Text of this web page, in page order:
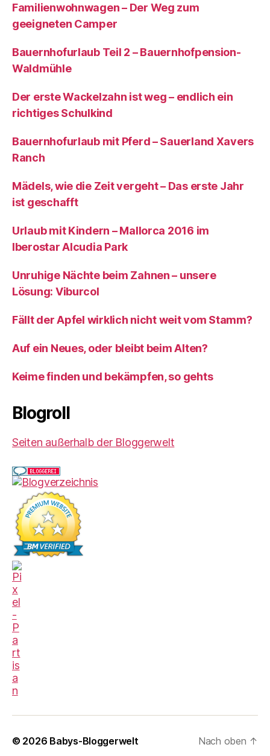
Familienwohnwagen – Der Weg zum
geeigneten Camper
Bauernhofurlaub Teil 2 – Bauernhofpension-
Waldmühle
Der erste Wackelzahn ist weg – endlich ein
richtiges Schulkind
Bauernhofurlaub mit Pferd – Sauerland Xavers
Ranch
Mädels, wie die Zeit vergeht – Das erste Jahr
ist geschafft
Urlaub mit Kindern – Mallorca 2016 im
Iberostar Alcudia Park
Unruhige Nächte beim Zahnen – unsere
Lösung: Viburcol
Fällt der Apfel wirklich nicht weit vom Stamm?
Auf ein Neues, oder bleibt beim Alten?
Keime finden und bekämpfen, so gehts
Blogroll
Seiten außerhalb der Bloggerwelt
© 2026 Babys-Bloggerwelt Nach oben ↑